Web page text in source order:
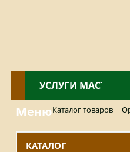
КАТАЛОГ
УСЛУГИ
МенюКаталог товаров
КАТАЛОГ